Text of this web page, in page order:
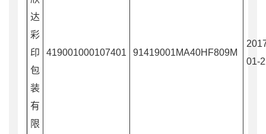
达
彩
印
包
装
有
限
419001000107401 91419001MA40HF809M
01-